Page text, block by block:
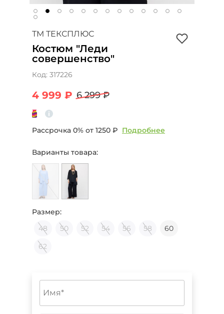
ТМ ТЕКСПЛЮС
Костюм "Леди
совершенство"
Код: 317226
4 999 ₽ 6 299 ₽
Рассрочка 0% от 1250 ₽ Подробнее
Варианты товара:
Размер:
48
50 52 54 56 58
60
62